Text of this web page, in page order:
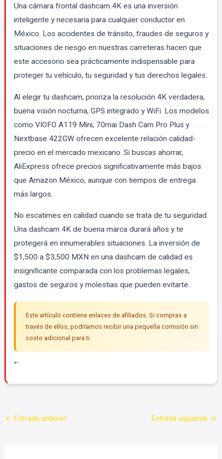
Una cámara frontal dashcam 4K es una inversión
inteligente y necesaria para cualquier conductor en
México. Los accidentes de tránsito, fraudes de seguros y
situaciones de riesgo en nuestras carreteras hacen que
este accesorio sea prácticamente indispensable para
proteger tu vehículo, tu seguridad y tus derechos legales.
Al elegir tu dashcam, prioriza la resolución 4K verdadera,
buena visión nocturna, GPS integrado y WiFi. Los modelos
como VIOFO A119 Mini, 70mai Dash Cam Pro Plus y
Nextbase 422GW ofrecen excelente relación calidad-
precio en el mercado mexicano. Si buscas ahorrar,
AliExpress ofrece precios significativamente más bajos
que Amazon México, aunque con tiempos de entrega
más largos.
No escatimes en calidad cuando se trata de tu seguridad.
Una dashcam 4K de buena marca durará años y te
protegerá en innumerables situaciones. La inversión de
$1,500 a $3,500 MXN en una dashcam de calidad es
insignificante comparada con los problemas legales,
gastos de seguros y molestias que pueden evitarte.
Este artículo contiene enlaces de afiliados. Si compras a
través de ellos, podríamos recibir una pequeña comisión sin
costo adicional para ti.
“`
← Entrada anterior Entrada siguiente →